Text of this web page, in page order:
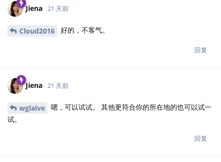
Jiena 21 天前
Cloud2016 好的，不客气。
回复
Jiena 21 天前
wglaive
嗯，可以试试。 其他更符合你的所在地的也可以试一
试。
回复